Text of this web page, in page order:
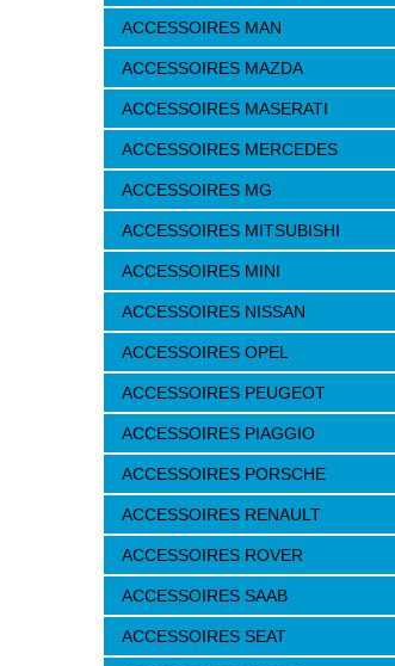
ACCESSOIRES MAN
ACCESSOIRES MAZDA
ACCESSOIRES MASERATI
ACCESSOIRES MERCEDES
ACCESSOIRES MG
ACCESSOIRES MITSUBISHI
ACCESSOIRES MINI
ACCESSOIRES NISSAN
ACCESSOIRES OPEL
ACCESSOIRES PEUGEOT
ACCESSOIRES PIAGGIO
ACCESSOIRES PORSCHE
ACCESSOIRES RENAULT
ACCESSOIRES ROVER
ACCESSOIRES SAAB
ACCESSOIRES SEAT